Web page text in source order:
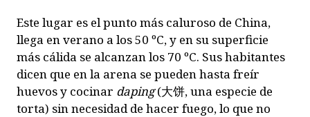
Este lugar es el punto más caluroso de China,
llega en verano a los 50 ºC, y en su superficie
más cálida se alcanzan los 70 ºC. Sus habitantes
dicen que en la arena se pueden hasta freír
huevos y cocinar daping(大饼, una especie de
torta) sin necesidad de hacer fuego, lo que no